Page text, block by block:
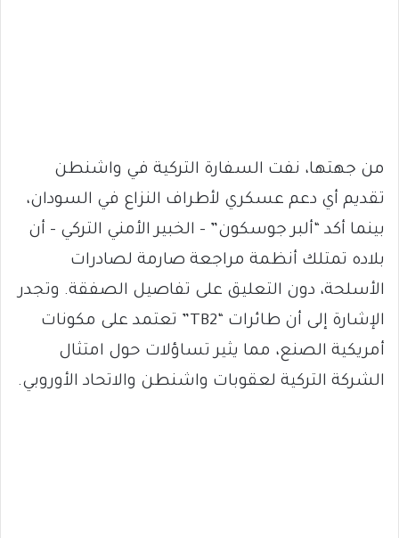
من جهتها، نفت السفارة التركية في واشنطن
تقديم أي دعم عسكري لأطراف النزاع في السودان،
بينما أكد “ألبر جوسكون” – الخبير الأمني التركي – أن
بلاده تمتلك أنظمة مراجعة صارمة لصادرات
الأسلحة، دون التعليق على تفاصيل الصفقة. وتجدر
الإشارة إلى أن طائرات “TB2” تعتمد على مكونات
أمريكية الصنع، مما يثير تساؤلات حول امتثال
الشركة التركية لعقوبات واشنطن والاتحاد الأوروبي.